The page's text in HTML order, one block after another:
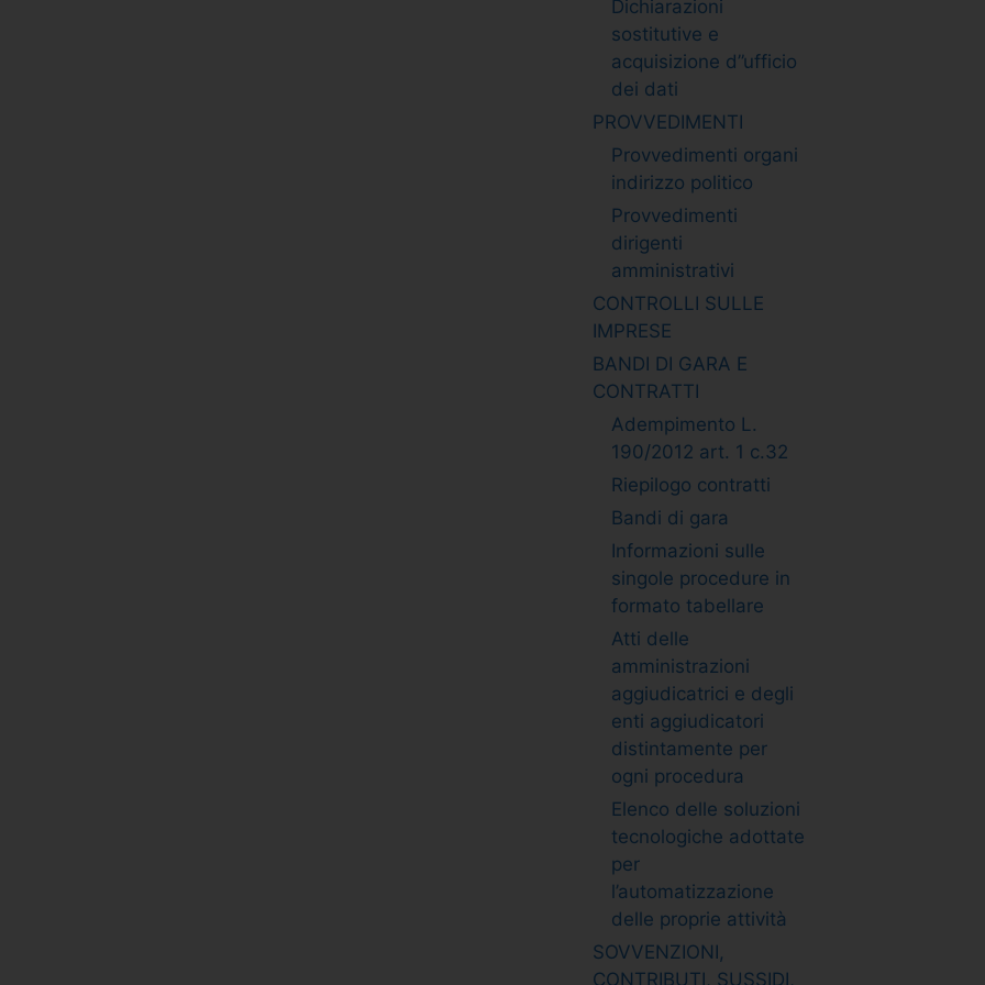
Dichiarazioni
sostitutive e
acquisizione d”ufficio
dei dati
PROVVEDIMENTI
Provvedimenti organi
indirizzo politico
Provvedimenti
dirigenti
amministrativi
CONTROLLI SULLE
IMPRESE
BANDI DI GARA E
CONTRATTI
Adempimento L.
190/2012 art. 1 c.32
Riepilogo contratti
Bandi di gara
Informazioni sulle
singole procedure in
formato tabellare
Atti delle
amministrazioni
aggiudicatrici e degli
enti aggiudicatori
distintamente per
ogni procedura
Elenco delle soluzioni
tecnologiche adottate
per
l’automatizzazione
delle proprie attività
SOVVENZIONI,
CONTRIBUTI, SUSSIDI,